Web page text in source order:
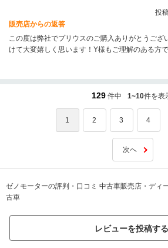
投
販売店からの返答
この度は弊社でプリウスのご購入ありがとうござ
けて大変嬉しく思います！Y様もご理解のある方
129 件中 1~10件を表
1 2 3 4
次へ
ゼノモーターの評判・口コミ 中古車販売店・ディ
古車
レビューを投稿する